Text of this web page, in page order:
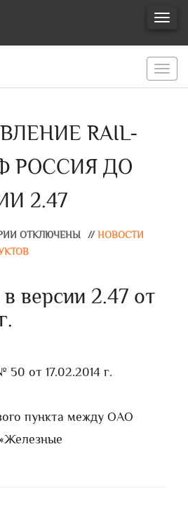
RAIL-
РОССИЯ ДО
2.47
ОТКЛЮЧЕНЫ // НОВОСТИ
версии 2.47 от
от 17.02.2014 г.
пункта между ОАО